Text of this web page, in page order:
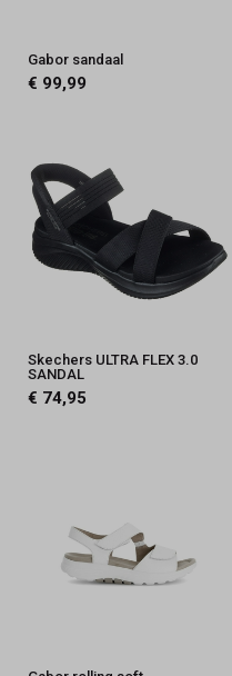
Gabor sandaal
€ 99,99
Skechers ULTRA FLEX 3.0
SANDAL
€ 74,95